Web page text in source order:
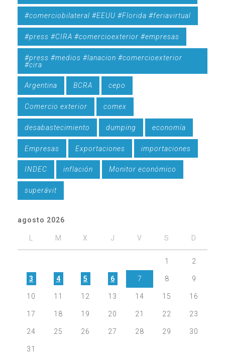
#comerciobilateral #EEUU #Florida #feriavirtual
#press #CIRA #comercioexterior #empresas
#press #medios #lanacion #comercioexterior
#cira
Argentina BCRA cepo
Comercio exterior comex
desabastecimiento dumping economía
Empresas Exportaciones importaciones
INDEC inflación Monitor económico
superávit
agosto 2026
L M X J V S D
1 2
3 4 5 6 7 8 9
10 11 12 13 14 15 16
17 18 19 20 21 22 23
24 25 26 27 28 29 30
31